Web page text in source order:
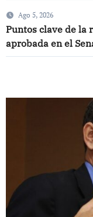
Ago 5, 2026
Puntos clave de la
aprobada en el
resolver crisis en